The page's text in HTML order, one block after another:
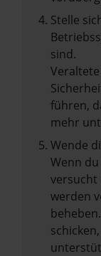
Stelle
sind.
führen,
mehr
Wende
Wenn
versucht
werden